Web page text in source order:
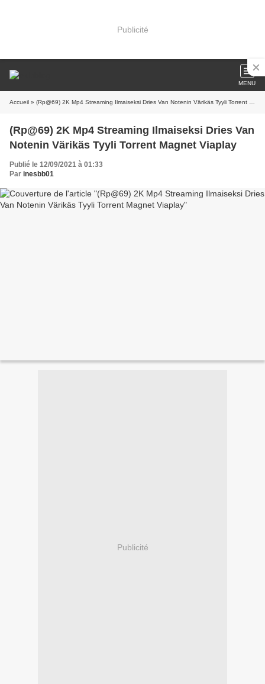
Publicité
MENU
Accueil » (Rp@69) 2K Mp4 Streaming Ilmaiseksi Dries Van Notenin Värikäs Tyyli Torrent Magnet Viaplay
(Rp@69) 2K Mp4 Streaming Ilmaiseksi Dries Van
Notenin Värikäs Tyyli Torrent Magnet Viaplay
Publié le 12/09/2021 à 01:33
Par inesbb01
Publicité